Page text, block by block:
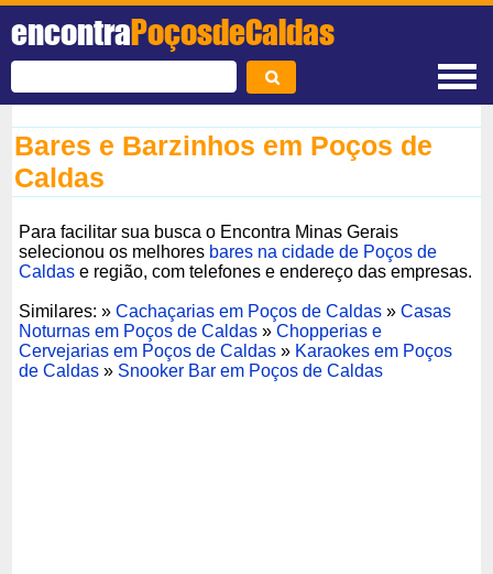
encontraPoçosdeCaldas
Bares e Barzinhos em Poços de
Caldas
Para facilitar sua busca o Encontra Minas Gerais
selecionou os melhores bares na cidade de Poços de
Caldas e região, com telefones e endereço das empresas.
Similares: »Cachaçarias em Poços de Caldas »Casas
Noturnas em Poços de Caldas »Chopperias e
Cervejarias em Poços de Caldas » Karaokes em Poços
de Caldas» Snooker Bar em Poços de Caldas